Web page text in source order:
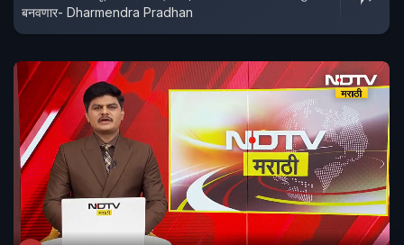
बनवणार- Dharmendra Pradhan